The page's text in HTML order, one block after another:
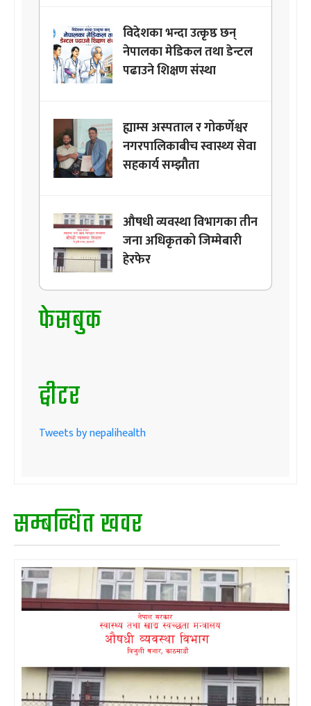
विदेशका भन्दा उत्कृष्ठ छन्
नेपालका मेडिकल तथा डेन्टल
पढाउने शिक्षण संस्था
ह्याम्स अस्पताल र गोकर्णेश्वर
नगरपालिकाबीच स्वास्थ्य सेवा
सहकार्य सम्झौता
औषधी व्यवस्था विभागका तीन
जना अधिकृतको जिम्मेबारी
हेरफेर
फेसबुक
ट्वीटर
Tweets by nepalihealth
सम्बन्धित खवर